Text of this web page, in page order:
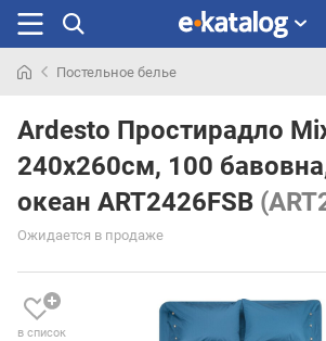
раньше
Постельное белье
Ardesto Простирадло
240х260см, 100
океан ART2426FSB
Ожидается в продаже
в список